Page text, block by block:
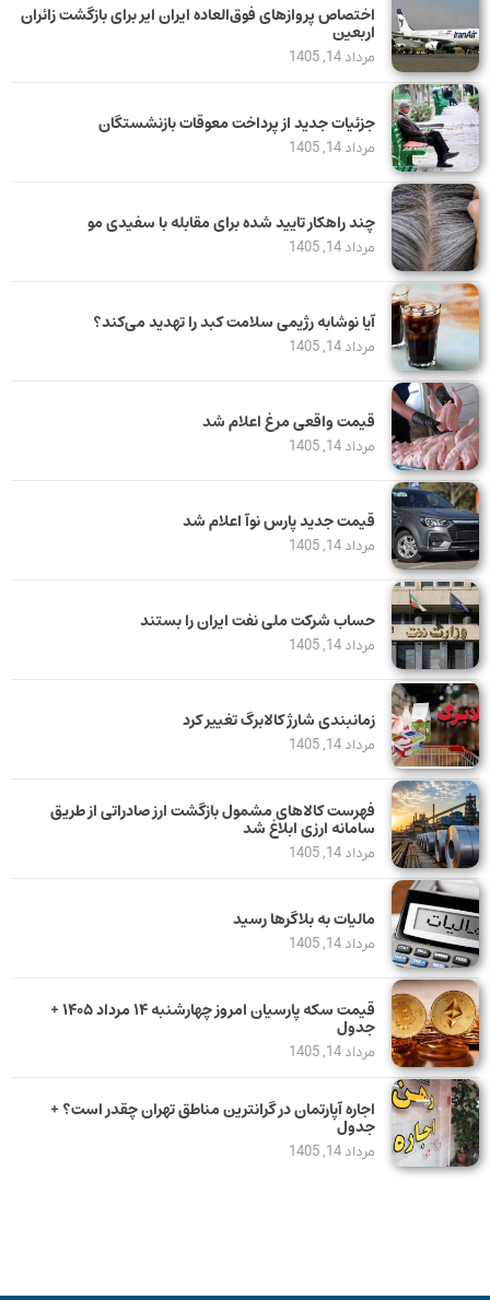
اختصاص پروازهای فوق‌العاده ایران ایر برای بازگشت زائران
اربعین
مرداد 14, 1405
جزئیات جدید از پرداخت معوقات بازنشستگان
مرداد 14, 1405
چند راهکار تایید شده برای مقابله با سفیدی مو
مرداد 14, 1405
آیا نوشابه رژیمی سلامت کبد را تهدید می‌کند؟
مرداد 14, 1405
قیمت واقعی مرغ اعلام شد
مرداد 14, 1405
قیمت جدید پارس نوآ اعلام شد
مرداد 14, 1405
حساب‌ شرکت ملی نفت ایران را بستند
مرداد 14, 1405
زمانبندی شارژ کالابرگ تغییر کرد
مرداد 14, 1405
فهرست کالاهای مشمول بازگشت ارز صادراتی از طریق
سامانه ارزی ابلاغ شد
مرداد 14, 1405
مالیات به بلاگرها رسید
مرداد 14, 1405
قیمت سکه پارسیان امروز چهارشنبه ۱۴ مرداد ۱۴۰۵ +
جدول
مرداد 14, 1405
اجاره آپارتمان در گرانترین مناطق تهران چقدر است؟ +
جدول
مرداد 14, 1405